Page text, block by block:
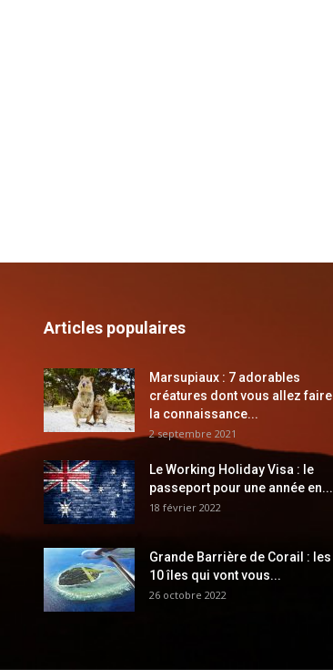
Articles populaires
Marsupiaux : 7 adorables
créatures dont vous allez faire
la connaissance...
2 septembre 2021
Le Working Holiday Visa : le
passeport pour une année en...
18 février 2022
Grande Barrière de Corail : les
10 îles qui vont vous...
26 octobre 2022